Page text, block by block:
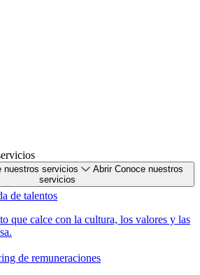
nuestros servicios
Abrir Conoce nuestros
servicios
de talentos
que calce con la cultura, los valores y las
de remuneraciones